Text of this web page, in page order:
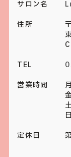
サロン名
住所
TEL
営業時間
定休日